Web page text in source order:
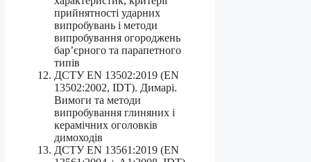
прийнятності ударних
випробувань і методи
випробування огороджень
бар’єрного та парапетного
типів
ДСТУ EN 13502:2019 (EN
13502:2002, IDT). Димарі.
Вимоги та методи
випробування глиняних і
керамічних оголовків
димоходів
ДСТУ EN 13561:2019 (EN